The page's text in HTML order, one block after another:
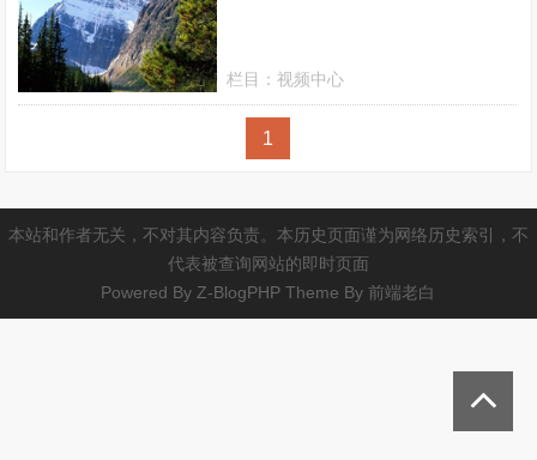
栏目：视频中心
1
本站和作者无关，不对其内容负责。本历史页面谨为网络历史索引，不
代表被查询网站的即时页面
Powered By Z-BlogPHP Theme By前端老白